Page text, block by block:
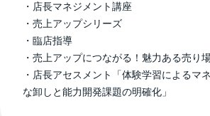
・店長マネジメント講座
・売上アップシリーズ
・臨店指導
・売上アップにつながる！魅力ある売り
・店長アセスメント「体験学習によるマ
な卸しと能力開発課題の明確化」